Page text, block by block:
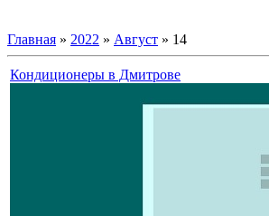
Главная » 2022 » Август » 14
Кондиционеры в Дмитрове